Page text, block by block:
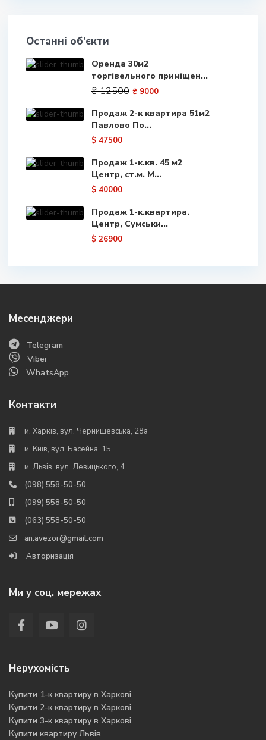
Останні об’єкти
Оренда 30м2
торгівельного приміщен...
₴ 12500 ₴ 9000
Продаж 2-к квартира 51м2
Павлово По...
$ 47500
Продаж 1-к.кв. 45 м2
Центр, ст.м. М...
$ 40000
Продаж 1-к.квартира.
Центр, Сумськи...
$ 26900
Месенджери
Telegram
Viber
WhatsApp
Контакти
м. Харків, вул. Чернишевська, 28а
м. Київ, вул. Басейна, 15
м. Львів, вул. Левицького, 4
(098) 558-50-50
(099) 558-50-50
(063) 558-50-50
an.avezor@gmail.com
Авторизація
Ми у соц. мережах
Нерухомість
Купити 1-к квартиру в Харкові
Купити 2-к квартиру в Харкові
Купити 3-к квартиру в Харкові
Купити квартиру Львів